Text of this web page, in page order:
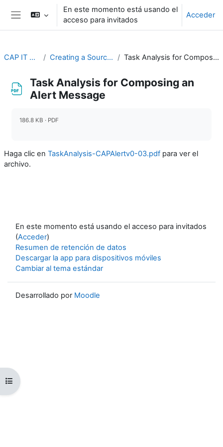
Salta al contenido principal
Panel lateral
En este momento está usando el
acceso para invitados
Acceder
Abrir índice del curso
CAP IT Resource Creating a Source of CAP Alerts Task Analysis for Composing an Alert Message
Task Analysis for Composing an
Alert Message
186.8 KB · PDF
Haga clic en TaskAnalysis-CAPAlertv0-03.pdf para ver el
archivo.
En este momento está usando el acceso para invitados
(Acceder)
Resumen de retención de datos
Descargar la app para dispositivos móviles
Cambiar al tema estándar
Desarrollado por Moodle